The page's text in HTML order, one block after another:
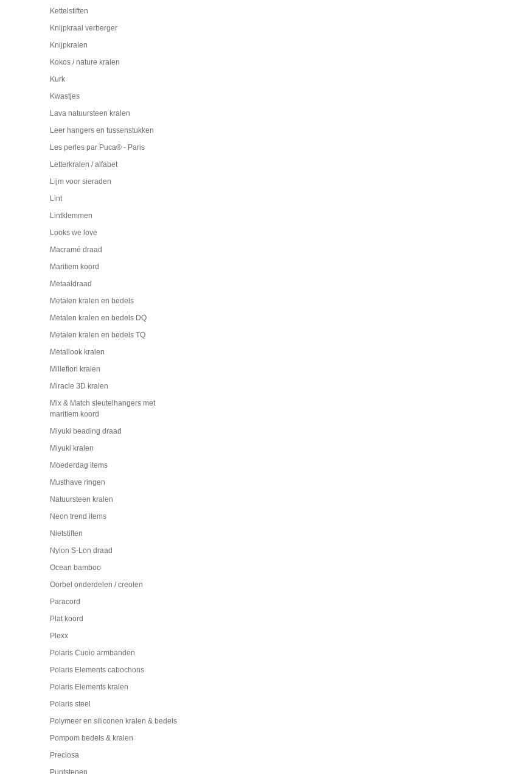
Kettelstiften
Knijpkraal verberger
Knijpkralen
Kokos / nature kralen
Kurk
Kwastjes
Lava natuursteen kralen
Leer hangers en tussenstukken
Les perles par Puca® - Paris
Letterkralen / alfabet
Lijm voor sieraden
Lint
Lintklemmen
Looks we love
Macramé draad
Maritiem koord
Metaaldraad
Metalen kralen en bedels
Metalen kralen en bedels DQ
Metalen kralen en bedels TQ
Metallook kralen
Millefiori kralen
Miracle 3D kralen
Mix & Match sleutelhangers met
maritiem koord
Miyuki beading draad
Miyuki kralen
Moederdag items
Musthave ringen
Natuursteen kralen
Neon trend items
Nietstiften
Nylon S-Lon draad
Ocean bamboo
Oorbel onderdelen / creolen
Paracord
Plat koord
Plexx
Polaris Cuoio armbanden
Polaris Elements cabochons
Polaris Elements kralen
Polaris steel
Polymeer en siliconen kralen & bedels
Pompom bedels & kralen
Preciosa
Puntstenen